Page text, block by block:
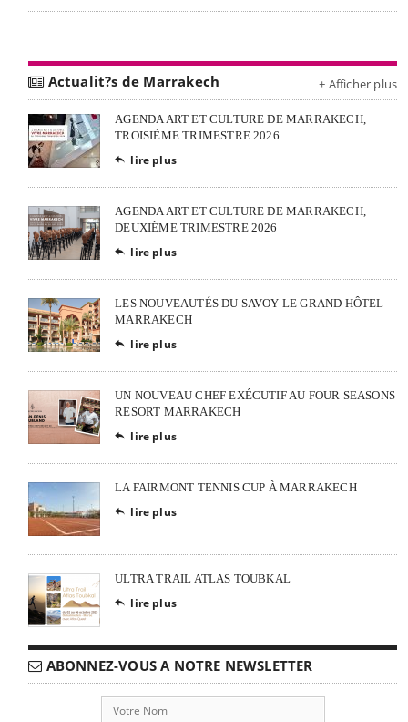
Actualit?s de Marrakech + Afficher plus
AGENDA ART ET CULTURE DE MARRAKECH,
TROISIÈME TRIMESTRE 2026
 lire plus
AGENDA ART ET CULTURE DE MARRAKECH,
DEUXIÈME TRIMESTRE 2026
 lire plus
LES NOUVEAUTÉS DU SAVOY LE GRAND HÔTEL
MARRAKECH
 lire plus
UN NOUVEAU CHEF EXÉCUTIF AU FOUR SEASONS
RESORT MARRAKECH
 lire plus
LA FAIRMONT TENNIS CUP À MARRAKECH
 lire plus
ULTRA TRAIL ATLAS TOUBKAL
 lire plus
ABONNEZ-VOUS A NOTRE NEWSLETTER